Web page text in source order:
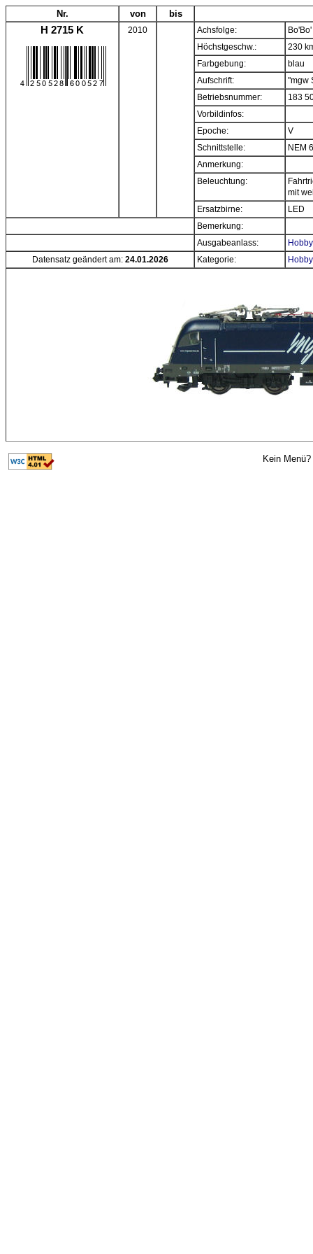
Nr. von bis
H 2715 K 2010 Achsfolge:
Bo'Bo'
Höchstgeschw.:
230
Farbgebung:
blau
Aufschrift:
"mgw
Betriebsnummer:
183
Vorbildinfos:
Epoche:
V
Schnittstelle:
NEM
Anmerkung:
Beleuchtung:
mit
Ersatzbirne:
LED
Bemerkung:
Ausgabeanlass:
Datensatz geändert am: 24.01.2026 Kategorie:
Kein